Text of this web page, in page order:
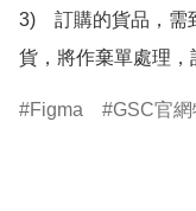
3)　訂購的貨品，需
貨，將作棄單處理，
Figma GSC官網